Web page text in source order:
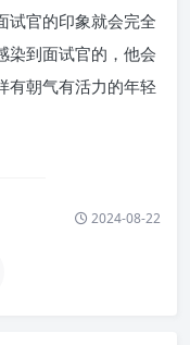
试官的印象就会完全
染到面试官的，他会
有朝气有活力的年轻
2024-08-22